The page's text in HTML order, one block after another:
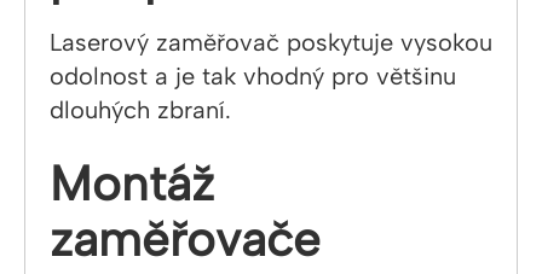
Laserový zaměřovač poskytuje vysokou
odolnost a je tak vhodný pro většinu
dlouhých zbraní.
Montáž
zaměřovače